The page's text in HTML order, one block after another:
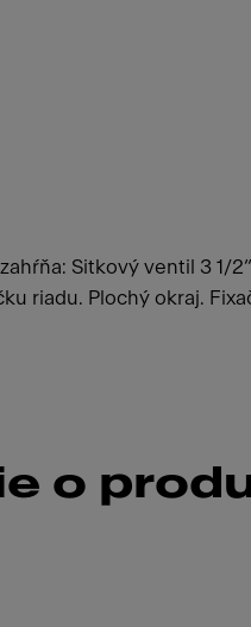
Sitkový ventil 3 1/
riadu. Plochý okraj.
o